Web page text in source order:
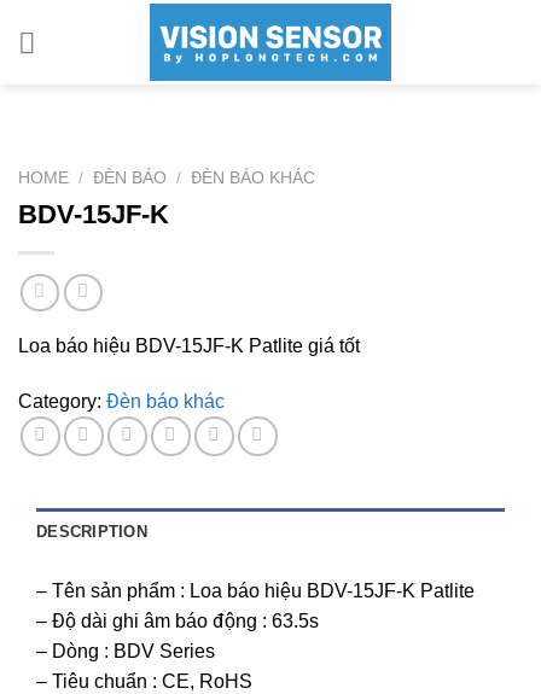
HOME / ĐÈN BÁO / ĐÈN BÁO KHÁC
BDV-15JF-K
Loa báo hiệu BDV-15JF-K Patlite giá tốt
Category: Đèn báo khác
DESCRIPTION
– Tên sản phẩm : Loa báo hiệu BDV-15JF-K Patlite
– Độ dài ghi âm báo động : 63.5s
– Dòng : BDV Series
– Tiêu chuẩn : CE, RoHS